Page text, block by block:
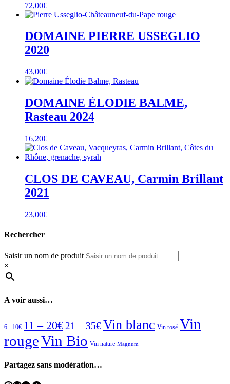
72,00€
DOMAINE PIERRE USSEGLIO
2020
43,00€
DOMAINE ÉLODIE BALME,
Rasteau 2024
16,20€
CLOS DE CAVEAU, Carmin Brillant
2021
23,00€
Rechercher
Saisir un nom de produit
×
A voir aussi…
6 - 10€ 11 – 20€ 21 – 35€Vin blanc Vin rosé Vin
rougeVin Bio Vin nature Magnum
Partagez sans modération…